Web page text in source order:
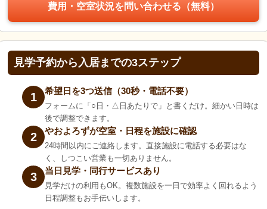
費用・空室状況を問い合わせる（無料）
見学予約から入居までの3ステップ
1 希望日を3つ送信（30秒・電話不要）
フォームに「○日・△日あたりで」と書くだけ。細かい日時は
後で調整できます。
2 やおよろずが空室・日程を施設に確認
24時間以内にご連絡します。直接施設に電話する必要はな
く、しつこい営業も一切ありません。
3 当日見学・同行サービスあり
見学だけの利用もOK。複数施設を一日で効率よく回れるよう
日程調整もお手伝いします。